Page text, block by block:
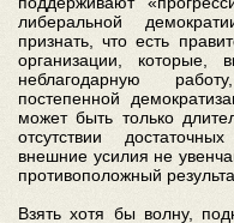
либеральной
признать, что есть
организации, которые,
неблагодарную
постепенной
может быть только
отсутствии
внешние усилия не
противоположный
Взять хотя бы волну,